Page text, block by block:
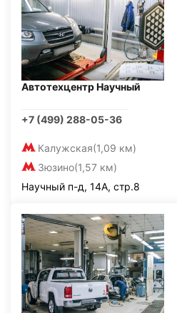
Автотехцентр Научный
+7 (499) 288-05-36
Калужская(1,09 км)
Зюзино(1,57 км)
Научный п-д, 14А, стр.8